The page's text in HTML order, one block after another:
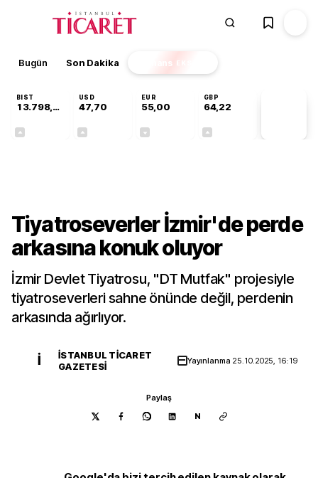
Bugün Son Dakika Finans EKSTRA
BIST
13.798,82
USD
47,70
EUR
55,00
GBP
64,22
Tiyatroseverler İzmir'de perde
arkasına konuk oluyor
İzmir Devlet Tiyatrosu, "DT Mutfak" projesiyle
tiyatroseverleri sahne önünde değil, perdenin
arkasında ağırlıyor.
İ
İSTANBUL TICARET
GAZETESI
Yayınlanma 25.10.2025, 16:19
Paylaş
N